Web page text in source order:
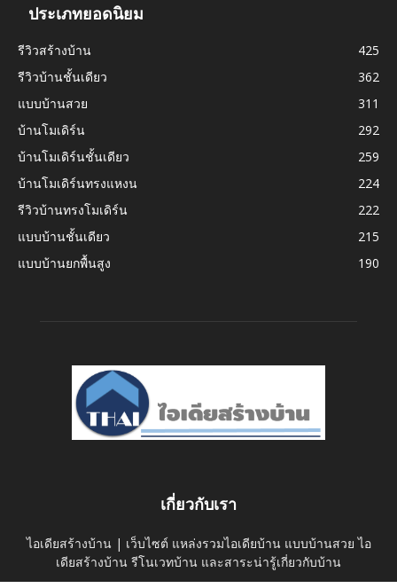
ประเภทยอดนิยม
รีวิวสร้างบ้าน
425
รีวิวบ้านชั้นเดียว
362
แบบบ้านสวย
311
บ้านโมเดิร์น
292
บ้านโมเดิร์นชั้นเดียว
259
บ้านโมเดิร์นทรงแหงน
224
รีวิวบ้านทรงโมเดิร์น
222
แบบบ้านชั้นเดียว
215
แบบบ้านยกพื้นสูง
190
เกี่ยวกับเรา
ไอเดียสร้างบ้าน | เว็บไซต์ แหล่งรวมไอเดียบ้าน แบบบ้านสวย ไอ
เดียสร้างบ้าน รีโนเวทบ้าน และสาระน่ารู้เกี่ยวกับบ้าน